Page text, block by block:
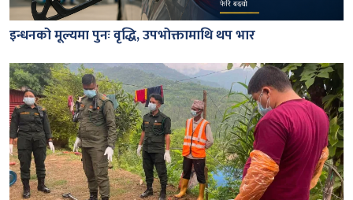
इन्धनको मूल्यमा पुनः वृद्धि, उपभोक्तामाथि थप भार